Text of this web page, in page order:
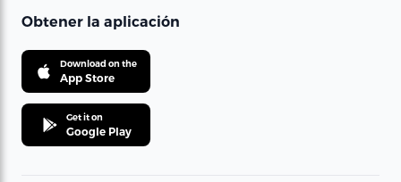
Obtener la aplicación
Download on the
App Store
Get it on
Google Play